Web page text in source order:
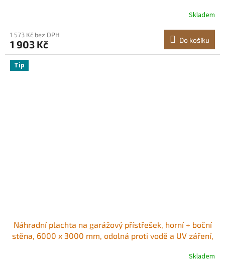
Skladem
1 573 Kč bez DPH
1 903 Kč Do košíku
Tip
Náhradní plachta na garážový přístřešek, horní + boční
stěna, 6000 x 3000 mm, odolná proti vodě a UV záření,
Skladem